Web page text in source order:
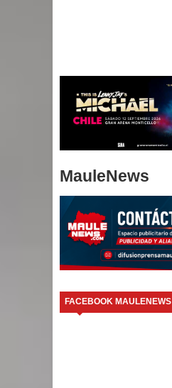
MauleNews
FACEBOOK MAULENEWS